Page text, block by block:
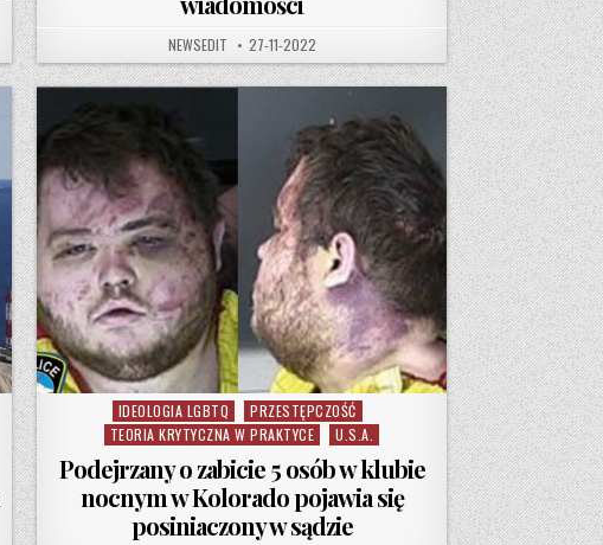
AUTHOR:
NEWSEDIT PUBLISHED DATE:
27-11-2022
Posted in
IDEOLOGIA LGBTQ
PRZESTĘPCZOŚĆ
TEORIA KRYTYCZNA W PRAKTYCE
U.S.A.
Podejrzany o zabicie 5 osób w klubie
nocnym w Kolorado pojawia się
posiniaczony w sądzie